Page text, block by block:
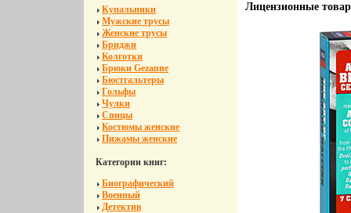
Купальники
Мужские трусы
Женские трусы
Бриджи
Колготки
Брюки Gezanne
Бюстгальтеры
Гольфы
Чулки
Спицы
Костюмы женские
Пижамы женские
Категории книг:
Биографический
Военный
Детектив
Лицензионные